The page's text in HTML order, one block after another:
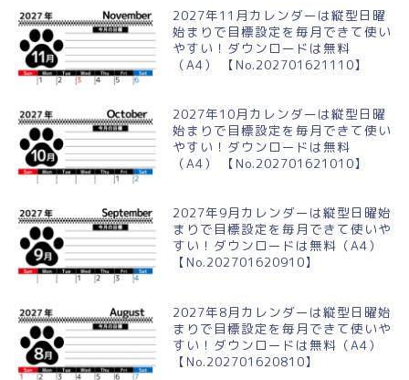
2027年11月カレンダーは縦型日曜
始まりで目標設定を毎月できて使い
やすい！ダウンロードは無料
（A4） 【No.202701621110】
2027年10月カレンダーは縦型日曜
始まりで目標設定を毎月できて使い
やすい！ダウンロードは無料
（A4） 【No.202701621010】
2027年9月カレンダーは縦型日曜始
まりで目標設定を毎月できて使いや
すい！ダウンロードは無料（A4）
【No.202701620910】
2027年8月カレンダーは縦型日曜始
まりで目標設定を毎月できて使いや
すい！ダウンロードは無料（A4）
【No.202701620810】